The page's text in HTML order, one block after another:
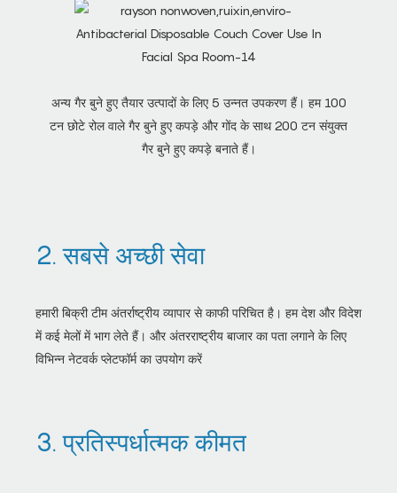
अन्य गैर बुने हुए तैयार उत्पादों के लिए 5 उन्नत उपकरण हैं। हम 100
टन छोटे रोल वाले गैर बुने हुए कपड़े और गोंद के साथ 200 टन संयुक्त
गैर बुने हुए कपड़े बनाते हैं।
2. सबसे अच्छी सेवा
हमारी बिक्री टीम अंतर्राष्ट्रीय व्यापार से काफी परिचित है। हम देश और विदेश
में कई मेलों में भाग लेते हैं। और अंतरराष्ट्रीय बाजार का पता लगाने के लिए
विभिन्न नेटवर्क प्लेटफॉर्म का उपयोग करें
3. प्रतिस्पर्धात्मक कीमत